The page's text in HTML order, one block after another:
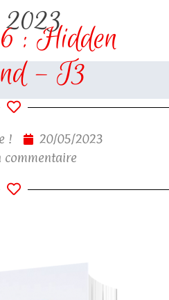
2023
: Hidden
– T3
!
20/05/2023
commentaire